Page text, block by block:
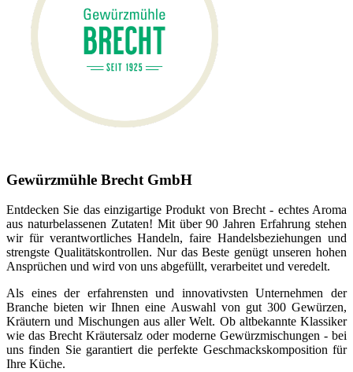
Gewürzmühle Brecht GmbH
Entdecken Sie das einzigartige Produkt von Brecht - echtes Aroma
aus naturbelassenen Zutaten! Mit über 90 Jahren Erfahrung stehen
wir für verantwortliches Handeln, faire Handelsbeziehungen und
strengste Qualitätskontrollen. Nur das Beste genügt unseren hohen
Ansprüchen und wird von uns abgefüllt, verarbeitet und veredelt.
Als eines der erfahrensten und innovativsten Unternehmen der
Branche bieten wir Ihnen eine Auswahl von gut 300 Gewürzen,
Kräutern und Mischungen aus aller Welt. Ob altbekannte Klassiker
wie das Brecht Kräutersalz oder moderne Gewürzmischungen - bei
uns finden Sie garantiert die perfekte Geschmackskomposition für
Ihre Küche.